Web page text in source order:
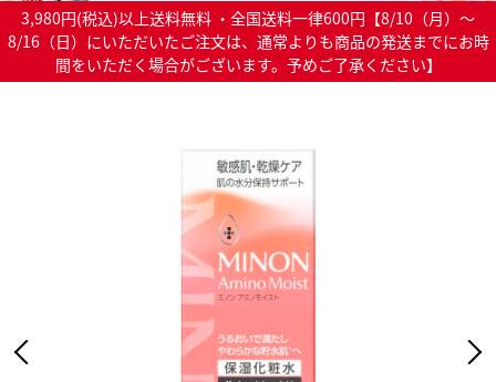
3,980円(税込)以上送料無料 ・全国送料一律600円【8/10（月）～
8/16（日）にいただいたご注文は、通常よりも商品の発送までにお時
間をいただく場合がございます。予めご了承ください】